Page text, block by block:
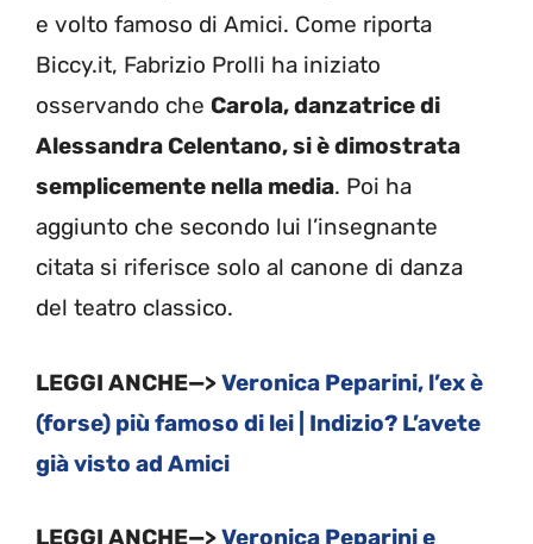
e volto famoso di Amici. Come riporta
Biccy.it, Fabrizio Prolli ha iniziato
osservando che Carola, danzatrice di
Alessandra Celentano, si è dimostrata
semplicemente nella media. Poi ha
aggiunto che secondo lui l’insegnante
citata si riferisce solo al canone di danza
del teatro classico.
LEGGI ANCHE—>Veronica Peparini, l’ex è
(forse) più famoso di lei | Indizio? L’avete
già visto ad Amici
LEGGI ANCHE—>Veronica Peparini e